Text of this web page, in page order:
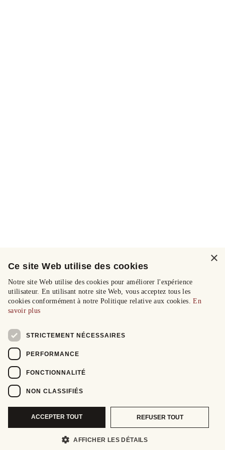
×
Ce site Web utilise des cookies
Notre site Web utilise des cookies pour améliorer l'expérience
utilisateur. En utilisant notre site Web, vous acceptez tous les
cookies conformément à notre Politique relative aux cookies.En
savoir plus
STRICTEMENT NÉCESSAIRES
PERFORMANCE
FONCTIONNALITÉ
NON CLASSIFIÉS
ACCEPTER TOUT REFUSER TOUT
AFFICHER LES DÉTAILS